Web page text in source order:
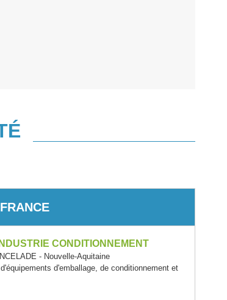
CONDITIONNEMENT
- Nouvelle-Aquitaine
d'emballage, de conditionnement et